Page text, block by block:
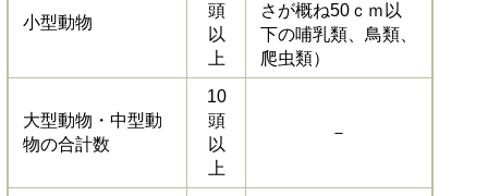
小型動物
頭
以
上
さが概ね50ｃｍ以
下の哺乳類、鳥類、
爬虫類）
大型動物・中型動
物の合計数
10
頭
以
上
－